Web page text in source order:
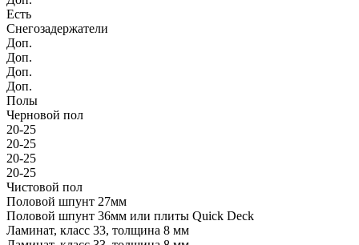
Есть
Снегозадержатели
Доп.
Доп.
Доп.
Доп.
Полы
Черновой пол
20-25
20-25
20-25
20-25
Чистовой пол
Половой шпунт 27мм
Половой шпунт 36мм или плиты Quick Deck
Ламинат, класс 33, толщина 8 мм